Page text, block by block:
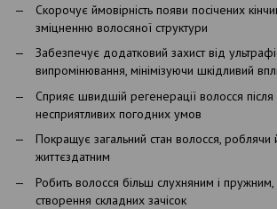
Скорочує ймовірність появи посічених
зміцненню волосяної структури
Забезпечує додатковий захист від
випромінювання, мінімізуючи шкідливий
Сприяє швидшій регенерації волосся після
несприятливих погодних умов
Покращує загальний стан волосся, роблячи
життєздатним
Робить волосся більш слухняним і
створення складних зачісок